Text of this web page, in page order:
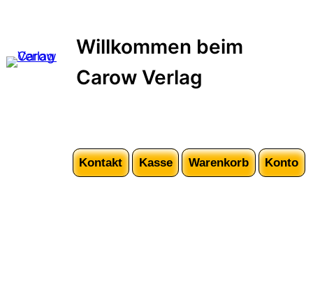
springen
Willkommen beim
Carow Verlag
Kontakt Kasse Warenkorb Konto